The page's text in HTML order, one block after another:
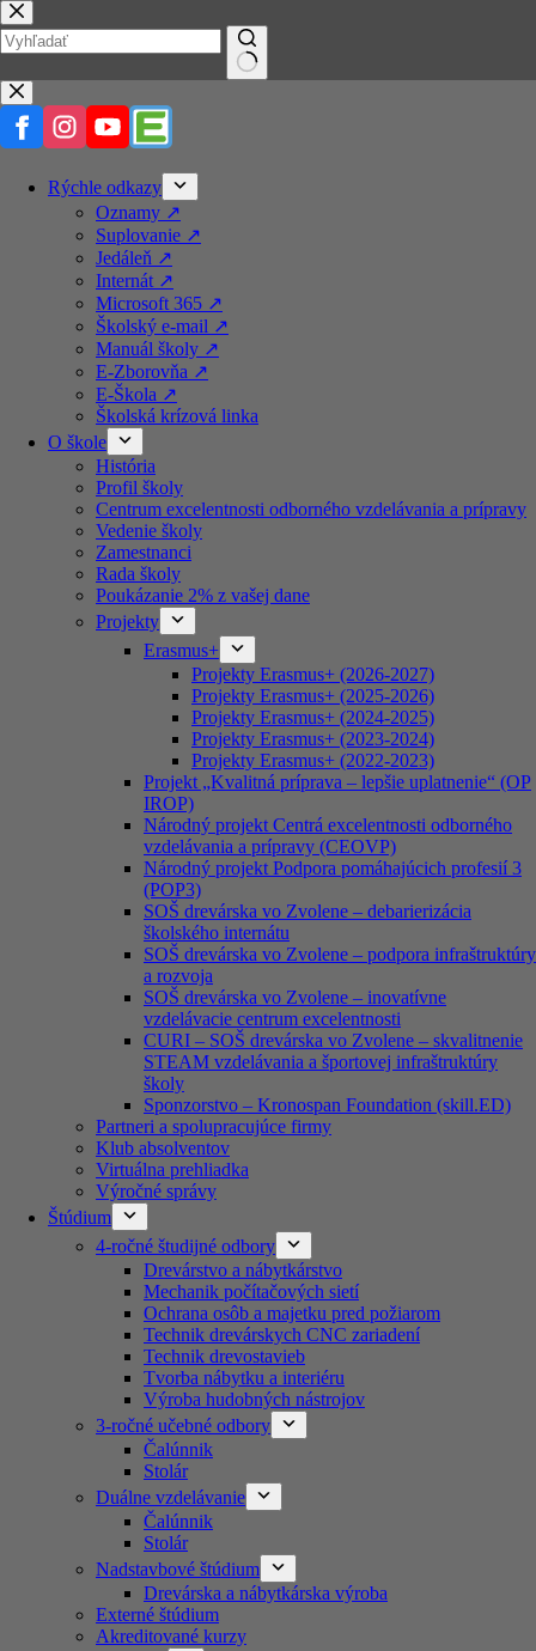
Prejsť
na
obsah
No
results
Rýchle odkazy
Oznamy ↗️
Suplovanie ↗️
Jedáleň ↗️
Internát ↗️
Microsoft 365 ↗️
Školský e-mail ↗️
Manuál školy ↗️
E-Zborovňa ↗️
E-Škola ↗️
Školská krízová linka
O škole
História
Profil školy
Centrum excelentnosti odborného vzdelávania a prípravy
Vedenie školy
Zamestnanci
Rada školy
Poukázanie 2% z vašej dane
Projekty
Erasmus+
Projekty Erasmus+ (2026-2027)
Projekty Erasmus+ (2025-2026)
Projekty Erasmus+ (2024-2025)
Projekty Erasmus+ (2023-2024)
Projekty Erasmus+ (2022-2023)
Projekt „Kvalitná príprava – lepšie uplatnenie“ (OP
IROP)
Národný projekt Centrá excelentnosti odborného
vzdelávania a prípravy (CEOVP)
Národný projekt Podpora pomáhajúcich profesií 3
(POP3)
SOŠ drevárska vo Zvolene – debarierizácia
školského internátu
SOŠ drevárska vo Zvolene – podpora infraštruktúry
a rozvoja
SOŠ drevárska vo Zvolene – inovatívne
vzdelávacie centrum excelentnosti
CURI – SOŠ drevárska vo Zvolene – skvalitnenie
STEAM vzdelávania a športovej infraštruktúry
školy
Sponzorstvo – Kronospan Foundation (skill.ED)
Partneri a spolupracujúce firmy
Klub absolventov
Virtuálna prehliadka
Výročné správy
Štúdium
4-ročné študijné odbory
Drevárstvo a nábytkárstvo
Mechanik počítačových sietí
Ochrana osôb a majetku pred požiarom
Technik drevárskych CNC zariadení
Technik drevostavieb
Tvorba nábytku a interiéru
Výroba hudobných nástrojov
3-ročné učebné odbory
Čalúnnik
Stolár
Duálne vzdelávanie
Čalúnnik
Stolár
Nadstavbové štúdium
Drevárska a nábytkárska výroba
Externé štúdium
Akreditované kurzy​